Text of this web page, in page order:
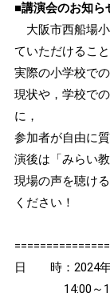
■講演会のお知ら
大阪市西船場
ていただけるこ
実際の小学校で
現状や，学校で
に，
参加者が自由に
演後は「みらい
現場の声を聴け
ください！
日 時：2024年7
14:00～